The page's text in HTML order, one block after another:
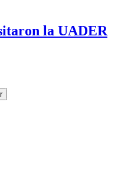
la UADER